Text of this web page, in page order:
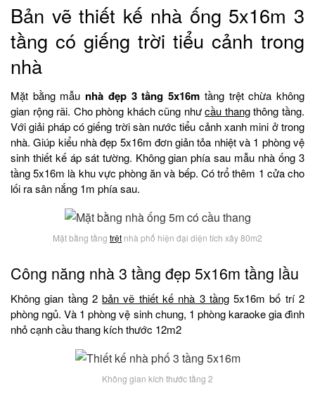
Bản vẽ thiết kế nhà ống 5x16m 3
tầng có giếng trời tiểu cảnh trong
nhà
Mặt bằng mẫu nhà đẹp 3 tầng 5x16m tầng trệt chừa không
gian rộng rãi. Cho phòng khách cũng nhưcầu thangthông tầng.
Với giải pháp có giếng trời sàn nước tiểu cảnh xanh mini ở trong
nhà. Giúp kiểu nhà đẹp 5x16m đơn giản tỏa nhiệt và 1 phòng vệ
sinh thiết kế áp sát tường. Không gian phía sau mẫu nhà ống 3
tầng 5x16m là khu vực phòng ăn và bếp. Có trổ thêm 1 cửa cho
lối ra sân nắng 1m phía sau.
Mặt bằng tầng trệt nhà phố hiện đại diện tích xây 80m2
Công năng nhà 3 tầng đẹp 5x16m tầng lầu
Không gian tầng 2bản vẽ thiết kế nhà 3 tầng5x16m bố trí 2
phòng ngủ. Và 1 phòng vệ sinh chung, 1 phòng karaoke gia đình
nhỏ cạnh cầu thang kích thước 12m2
Không gian kích thước tầng 2